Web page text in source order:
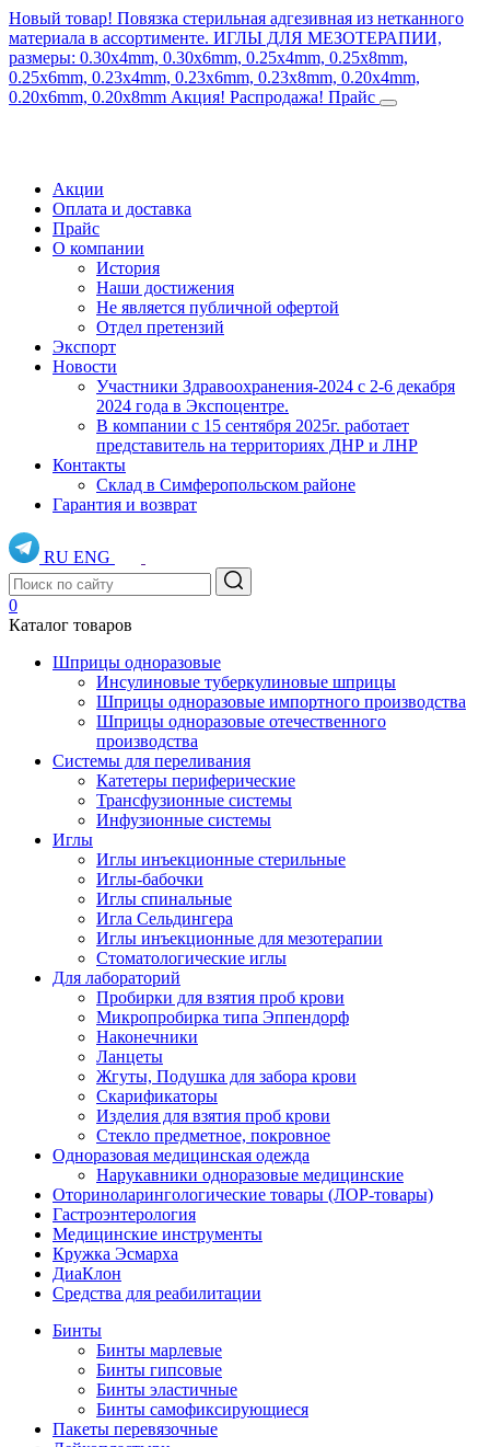
Новый товар! Повязка стерильная адгезивная из нетканного
материала в ассортименте. ИГЛЫ ДЛЯ МЕЗОТЕРАПИИ,
размеры: 0.30x4mm, 0.30x6mm, 0.25x4mm, 0.25x8mm,
0.25x6mm, 0.23x4mm, 0.23x6mm, 0.23x8mm, 0.20x4mm,
0.20x6mm, 0.20x8mm Акция! Распродажа! Прайс
Акции
Оплата и доставка
Прайс
О компании
История
Наши достижения
Не является публичной офертой
Отдел претензий
Экспорт
Новости
Участники Здравоохранения-2024 с 2-6 декабря
2024 года в Экспоцентре.
В компании с 15 сентября 2025г. работает
представитель на территориях ДНР и ЛНР
Контакты
Склад в Симферопольском районе
Гарантия и возврат
RU ENG
0
Каталог товаров
Шприцы одноразовые
Инсулиновые туберкулиновые шприцы
Шприцы одноразовые импортного производства
Шприцы одноразовые отечественного
производства
Системы для переливания
Катетеры периферические
Трансфузионные системы
Инфузионные системы
Иглы
Иглы инъекционные стерильные
Иглы-бабочки
Иглы спинальные
Игла Сельдингера
Иглы инъекционные для мезотерапии
Стоматологические иглы
Для лабораторий
Пробирки для взятия проб крови
Микропробирка типа Эппендорф
Наконечники
Ланцеты
Жгуты, Подушка для забора крови
Скарификаторы
Изделия для взятия проб крови
Стекло предметное, покровное
Одноразовая медицинская одежда
Нарукавники одноразовые медицинские
Оториноларингологические товары (ЛОР-товары)
Гастроэнтерология
Медицинские инструменты
Кружка Эсмарха
ДиаКлон
Средства для реабилитации
Бинты
Бинты марлевые
Бинты гипсовые
Бинты эластичные
Бинты самофиксирующиеся
Пакеты перевязочные